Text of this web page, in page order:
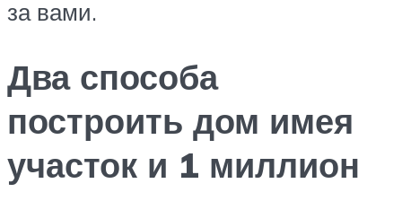
за вами.
Два способа
построить дом имея
участок и 1 миллион